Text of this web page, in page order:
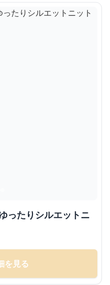
ったりシルエットニ
を見る